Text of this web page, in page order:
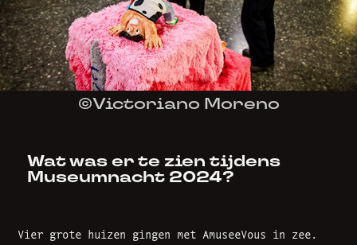
©Victoriano Moreno
Wat was er te zien tijdens
Museumnacht 2024?
Vier grote huizen gingen met AmuseeVous in zee.